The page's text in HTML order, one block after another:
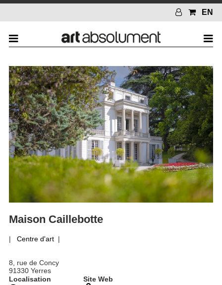
EN
Maison Caillebotte
| Centre d'art|
8, rue de Concy
91330 Yerres
Localisation
Site Web